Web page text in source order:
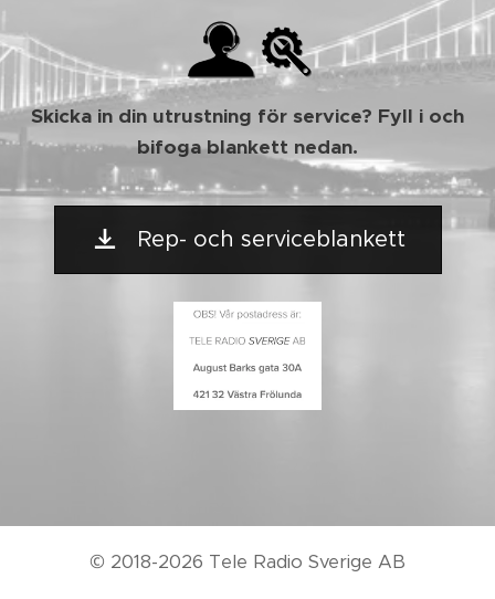
Skicka in din utrustning för service? Fyll i och
bifoga blankett nedan.
Rep- och serviceblankett
© 2018-2026 Tele Radio Sverige AB